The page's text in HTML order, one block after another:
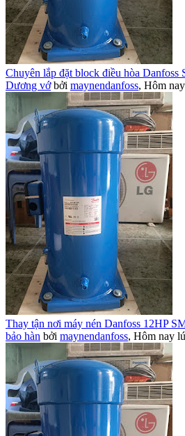
Chuyên lắp đặt block điều hòa
Dương vớ bởi maynendanfoss, Hôm
Thay tận nơi máy nén Danfoss 12HP
bảo hàn bởi maynendanfoss, Hôm nay